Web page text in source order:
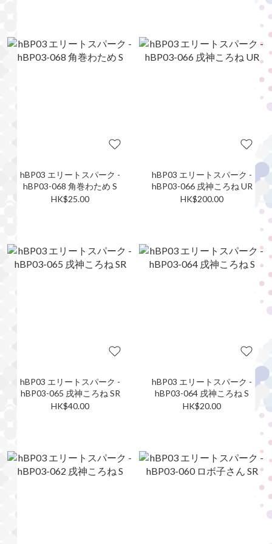
hBP03 エリートスパーク -
hBP03-068 角巻わため S
HK$25.00
hBP03 エリートスパーク -
hBP03-066 戌神ころね UR
HK$200.00
hBP03 エリートスパーク -
hBP03-065 戌神ころね SR
HK$40.00
hBP03 エリートスパーク -
hBP03-064 戌神ころね S
HK$20.00